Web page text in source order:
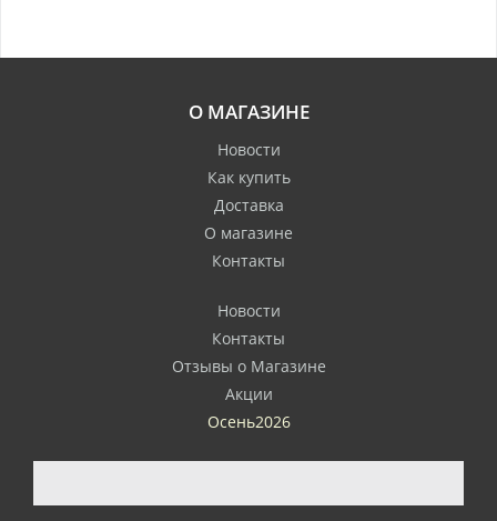
О МАГАЗИНЕ
Новости
Как купить
Доставка
О магазине
Контакты
Новости
Контакты
Отзывы о Магазине
Акции
Осень2026